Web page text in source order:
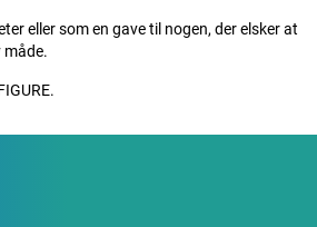
eller som en gave til nogen, der elsker at
måde.